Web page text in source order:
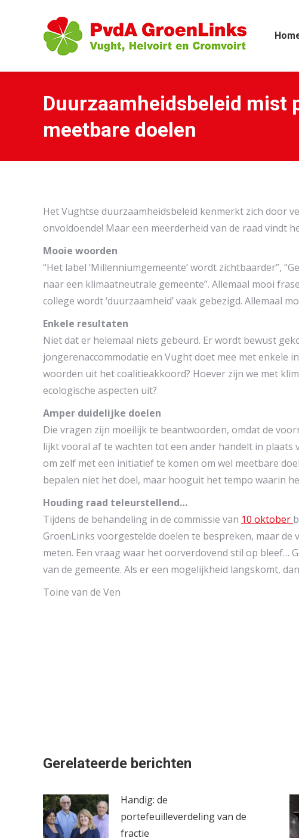
Duurzaamheidsbeleid mist
meetbare doelen
Het Vughtse duurzaamheidsbeleid kenmerkt zich door
onvoldoende! Maar een meerderheid van de raad vindt
Mooie woorden
“Het label ‘Millenniumgemeente’ wordt zichtbaarder”,
naar een klimaatneutrale gemeente”. Allemaal mooi
college wordt ‘duurzaamheid’ vaak gebezigd. Allemaal
Enkele resultaten
Niet dat er helemaal niets gebeurd. Er wordt bewust
jongerenaccommodatie en Vught doet mee met enkele
woorden uit het coalitieakkoord? Hoever zijn we met
ecologische aspecten uit?
Amper duidelijke doelen
Die vragen zijn moeilijk te beantwoorden, omdat de
lijkt vooral af te wachten tot een ander handelt in plaats
om zelf met een initiatief te komen om wel meetbare
bepalen niet het doel, maar hooguit het tempo waarin
Houding raad teleurstellend…
Tijdens de behandeling in de commissie van 10 oktober
GroenLinks voorgestelde doelen te bespreken, maar de
meten. Een vraag waar het oorverdovend stil op bleef…
van de gemeente. Als er een mogelijkheid langskomt,
Toine van de Ven
Gerelateerde berichten
Handig: de
portefeuilleverdeling van de
fractie